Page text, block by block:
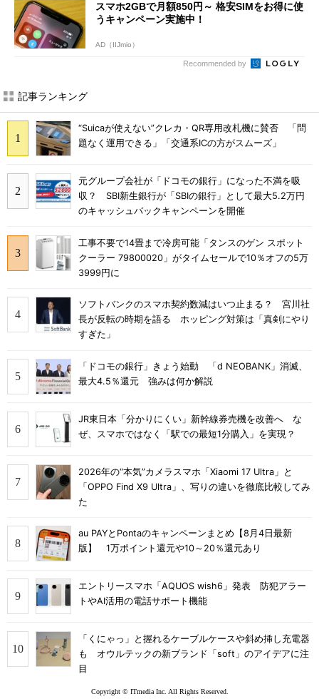
スマホ2GBで月額850円～ 格安SIMをお得に使
うキャンペーン実施中！
AD（IIJmio）
Recommended by
記事ランキング
“Suicaが使えない”クレカ・QR専用改札機に賛否 「問
題なく運用できる」「交通系ICの方がスムーズ」
元グループ会社が「ドコモの銀行」になった不満を吸
収？ SBI新生銀行が「SBIの銀行」として最大5.2万円
のキャッシュバックキャンペーンを開催
工事不要で14畳まで冷房可能「タンスのゲン スポット
クーラー 79800020」がタイムセールで10％オフの5万
3999円に
ソフトバンクのスマホ契約数減はいつ止まる？ 宮川社
長が反転の時期を語る ホッピング対策は「真剣にやり
すぎた」
「ドコモの銀行」きょう始動 「d NEOBANK」消滅、
最大4.5％還元 強みは何か解説
JR東日本「分かりにくい」新幹線券売機を改善へ な
ぜ、スマホではなく「駅での最短1分購入」を実現？
2026年の“本気”カメラスマホ「Xiaomi 17 Ultra」と
「OPPO Find X9 Ultra」、写りの違いを徹底比較してみ
た
au PAYとPontaのキャンペーンまとめ【8月4日最新
版】 1万ポイント還元や10～20％還元あり
エントリースマホ「AQUOS wish6」発表 防犯アラー
トやAI活用の電話サポート機能
「くにゃっ」と握れるケーブルケースや斜め挿し充電器
も オウルテックの新ブランド「soft」のアイデアに注
目
Copyright © ITmedia Inc. All Rights Reserved.